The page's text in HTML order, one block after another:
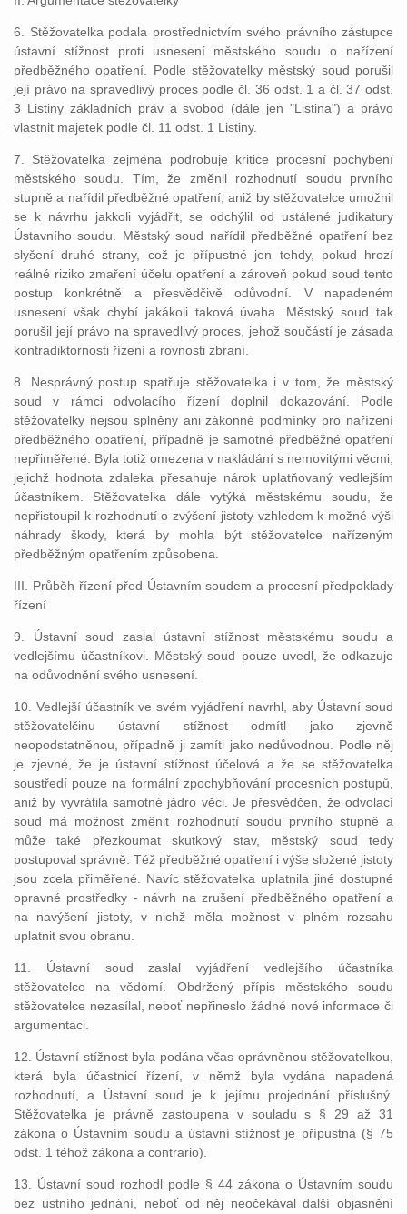
6. Stěžovatelka podala prostřednictvím svého právního zástupce
ústavní stížnost proti usnesení městského soudu o nařízení
předběžného opatření. Podle stěžovatelky městský soud porušil
její právo na spravedlivý proces podle čl. 36 odst. 1 a čl. 37 odst.
3 Listiny základních práv a svobod (dále jen "Listina") a právo
vlastnit majetek podle čl. 11 odst. 1 Listiny.
7. Stěžovatelka zejména podrobuje kritice procesní pochybení
městského soudu. Tím, že změnil rozhodnutí soudu prvního
stupně a nařídil předběžné opatření, aniž by stěžovatelce umožnil
se k návrhu jakkoli vyjádřit, se odchýlil od ustálené judikatury
Ústavního soudu. Městský soud nařídil předběžné opatření bez
slyšení druhé strany, což je přípustné jen tehdy, pokud hrozí
reálné riziko zmaření účelu opatření a zároveň pokud soud tento
postup konkrétně a přesvědčivě odůvodní. V napadeném
usnesení však chybí jakákoli taková úvaha. Městský soud tak
porušil její právo na spravedlivý proces, jehož součástí je zásada
kontradiktornosti řízení a rovnosti zbraní.
8. Nesprávný postup spatřuje stěžovatelka i v tom, že městský
soud v rámci odvolacího řízení doplnil dokazování. Podle
stěžovatelky nejsou splněny ani zákonné podmínky pro nařízení
předběžného opatření, případně je samotné předběžné opatření
nepřiměřené. Byla totiž omezena v nakládání s nemovitými věcmi,
jejichž hodnota zdaleka přesahuje nárok uplatňovaný vedlejším
účastníkem. Stěžovatelka dále vytýká městskému soudu, že
nepřistoupil k rozhodnutí o zvýšení jistoty vzhledem k možné výši
náhrady škody, která by mohla být stěžovatelce nařízeným
předběžným opatřením způsobena.
III. Průběh řízení před Ústavním soudem a procesní předpoklady
řízení
9. Ústavní soud zaslal ústavní stížnost městskému soudu a
vedlejšímu účastníkovi. Městský soud pouze uvedl, že odkazuje
na odůvodnění svého usnesení.
10. Vedlejší účastník ve svém vyjádření navrhl, aby Ústavní soud
stěžovatelčinu ústavní stížnost odmítl jako zjevně
neopodstatněnou, případně ji zamítl jako nedůvodnou. Podle něj
je zjevné, že je ústavní stížnost účelová a že se stěžovatelka
soustředí pouze na formální zpochybňování procesních postupů,
aniž by vyvrátila samotné jádro věci. Je přesvědčen, že odvolací
soud má možnost změnit rozhodnutí soudu prvního stupně a
může také přezkoumat skutkový stav, městský soud tedy
postupoval správně. Též předběžné opatření i výše složené jistoty
jsou zcela přiměřené. Navíc stěžovatelka uplatnila jiné dostupné
opravné prostředky - návrh na zrušení předběžného opatření a
na navýšení jistoty, v nichž měla možnost v plném rozsahu
uplatnit svou obranu.
11. Ústavní soud zaslal vyjádření vedlejšího účastníka
stěžovatelce na vědomí. Obdržený přípis městského soudu
stěžovatelce nezasílal, neboť nepřineslo žádné nové informace či
argumentaci.
12. Ústavní stížnost byla podána včas oprávněnou stěžovatelkou,
která byla účastnicí řízení, v němž byla vydána napadená
rozhodnutí, a Ústavní soud je k jejímu projednání příslušný.
Stěžovatelka je právně zastoupena v souladu s § 29 až 31
zákona o Ústavním soudu a ústavní stížnost je přípustná (§ 75
odst. 1 téhož zákona a contrario).
13. Ústavní soud rozhodl podle § 44 zákona o Ústavním soudu
bez ústního jednání, neboť od něj neočekával další objasnění